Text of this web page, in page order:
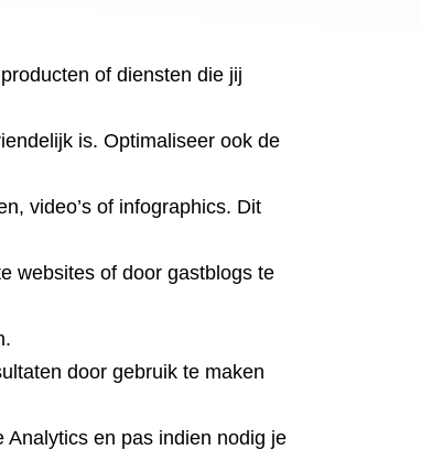
of diensten die jij
is. Optimaliseer ook de
video’s of infographics. Dit
websites of door gastblogs te
door gebruik te maken
en pas indien nodig je